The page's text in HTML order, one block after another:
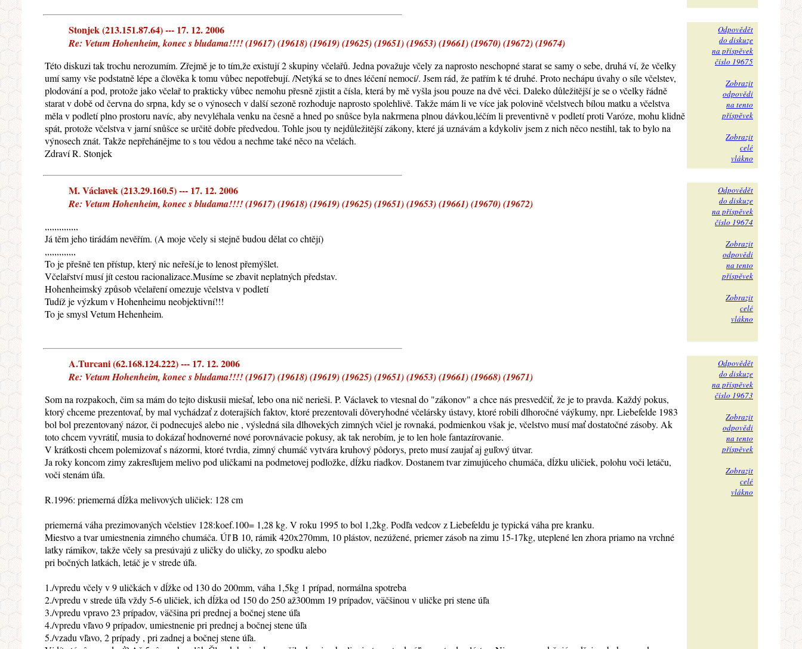
Stonjek (213.151.87.64) --- 17. 12. 2006
Re: Vetum Hohenheim, konec s bludama!!!! (19617) (19618) (19619) (19625) (19651) (19653) (19661) (19670) (19672) (19674)
Této diskuzi tak trochu nerozumím. Zřejmě je to tím,že existují 2 skupiny včelařů. Jedna považuje včely za naprosto neschopné starat se samy o sebe, druhá ví, že včelky
umí samy vše podstatně lépe a člověka k tomu vůbec nepotřebují. /Netýká se to dnes léčení nemocí/. Jsem rád, že patřím k té druhé. Proto nechápu úvahy o síle včelstev,
plodování a pod, protože jako včelař to prakticky vůbec nemohu přesně zjistit a čísla, která by mě vyšla jsou pouze na dvě věci. Daleko důležitější je se o včelky řádně
starat v době od června do srpna, kdy se o výnosech v další sezoně rozhoduje naprosto spolehlivě. Takže mám li ve více jak polovině včelstvech bílou matku a včelstva
měla v podletí plno prostoru navíc, aby nevyléhala venku na česně a hned po snůšce byla nakrmena plnou dávkou,léčím li preventivně v podletí proti Varóze, mohu klidně
spát, protože včelstva v jarní snůšce se určitě dobře předvedou. Tohle jsou ty nejdůležitější zákony, které já uznávám a kdykoliv jsem z nich něco nestihl, tak to bylo na
výnosech znát. Takže nepřehánějme to s tou vědou a nechme také něco na včelách.
Zdraví R. Stonjek
Odpovědět
do diskuze
na příspěvek
číslo 19675
Zobrazit
odpovědi
na tento
příspěvek
Zobrazit
celé
vlákno
M. Václavek (213.29.160.5) --- 17. 12. 2006
Re: Vetum Hohenheim, konec s bludama!!!! (19617) (19618) (19619) (19625) (19651) (19653) (19661) (19670) (19672)
,,,,,,,,,,,,,,
Já těm jeho tirádám nevěřím. (A moje včely si stejně budou dělat co chtějí)
,,,,,,,,,,,,,
To je přešně ten přístup, který nic neřeší,je to lenost přemýšlet.
Včelařství musí jít cestou racionalizace.Musíme se zbavit neplatných představ.
Hohenheimský způsob včelaření omezuje včelstva v podletí
Tudíž je výzkum v Hohenheimu neobjektivní!!!
To je smysl Vetum Hehenheim.
Odpovědět
do diskuze
na příspěvek
číslo 19674
Zobrazit
odpovědi
na tento
příspěvek
Zobrazit
celé
vlákno
A.Turcani (62.168.124.222) --- 17. 12. 2006
Re: Vetum Hohenheim, konec s bludama!!!! (19617) (19618) (19619) (19625) (19651) (19653) (19661) (19668) (19671)
Som na rozpakoch, čim sa mám do tejto diskusii miešať, lebo ona nič nerieši. P. Václavek to vtesnal do "zákonov" a chce nás presvedčiť, že je to pravda. Každý pokus,
ktorý chceme prezentovať, by mal vychádzať z doterajších faktov, ktoré prezentovali dôveryhodné včelársky ústavy, ktoré robili dlhoročné váýkumy, npr. Liebefelde 1983
bol bol prezentovaný názor, či podnecuješ alebo nie , výsledná sila dlhovekých zimných včiel je rovnaká, podmienkou však je, včelstvo musí mať dostatočné zásoby. Ak
toto chcem vyvrátiť, musia to dokázať hodnoverné nové porovnávacie pokusy, ak tak nerobím, je to len hole fantazírovanie.
V krátkosti chcem polemizovať s názormi, ktoré tvrdia, zimný chumáč vytvára kruhový pôdorys, preto musí zaujať aj guľový útvar.
Ja roky koncom zimy zakresľujem melivo pod uličkami na podmetovej podložke, dĺžku riadkov. Dostanem tvar zimujúceho chumáča, dĺžku uličiek, polohu voči letáču,
voči stenám úľa.
R.1996: priemerná dĺžka melivových uličiek: 128 cm
priemerná váha prezimovaných včelstiev 128:koef.100= 1,28 kg. V roku 1995 to bol 1,2kg. Podľa vedcov z Liebefeldu je typická váha pre kranku.
Miestvo a tvar umiestnenia zimného chumáča. Úľ B 10, rámik 420x270mm, 10 plástov, nezúžené, priemer zásob na zimu 15-17kg, uteplené len zhora priamo na vrchné
latky rámikov, takže včely sa presúvajú z uličky do uličky, zo spodku alebo
pri bočných latkách, letáč je v strede úľa.
1./vpredu včely v 9 uličkách v dĺžke od 130 do 200mm, váha 1,5kg 1 prípad, normálna spotreba
2./vpredu v strede úľa vždy 5-6 uličiek, ich dĺžka od 150 do 250 až300mm 19 prípadov, väčšinou v uličke pri stene úľa
3./vpredu vpravo 23 prípadov, väčšina pri prednej a bočnej stene úľa
4./vpredu vľavo 9 prípadov, umiestnenie pri prednej a bočnej stene úľa
5./vzadu vľavo, 2 prípady , pri zadnej a bočnej stene úľa.
Odpovědět
do diskuze
na příspěvek
číslo 19673
Zobrazit
odpovědi
na tento
příspěvek
Zobrazit
celé
vlákno